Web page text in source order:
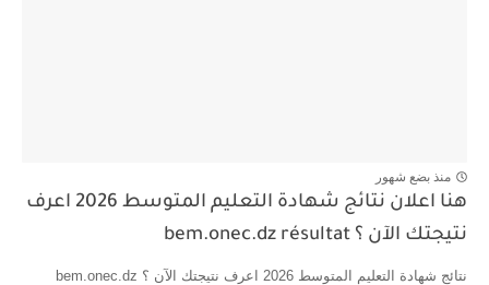
منذ بضع شهور
هنا اعلان نتائج شهادة التعليم المتوسط 2026 اعرف
نتيجتك الآن ؟ bem.onec.dz résultat
نتائج شهادة التعليم المتوسط 2026 اعرف نتيجتك الآن ؟ bem.onec.dz